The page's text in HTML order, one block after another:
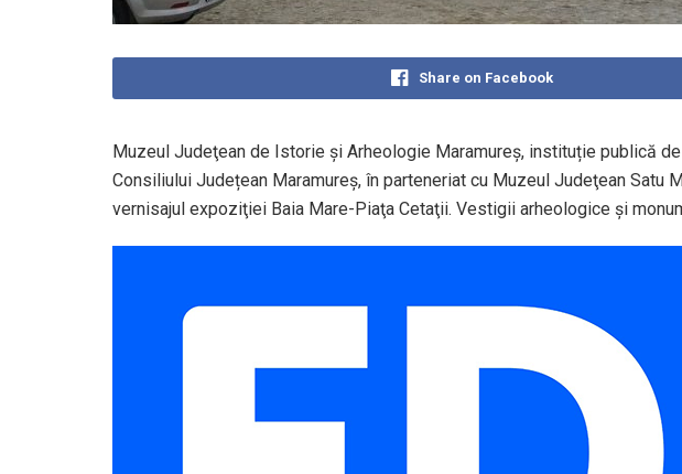
Share on Facebook
Muzeul Judeţean de Istorie şi Arheologie Maramureş, instituție publică
Consiliului Județean Maramureș, în parteneriat cu Muzeul Judeţean Satu
vernisajul expoziţiei Baia Mare-Piaţa Cetaţii. Vestigii arheologice şi